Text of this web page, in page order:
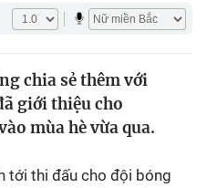
chia sẻ thêm với
giới thiệu cho
mùa hè vừa qua.
tới thi đấu cho đội bóng